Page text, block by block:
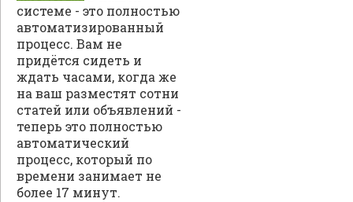
системе - это полностью
автоматизированный
процесс. Вам не
придётся сидеть и
ждать часами, когда же
на ваш разместят сотни
статей или объявлений -
теперь это полностью
автоматический
процесс, который по
времени занимает не
более 17 минут.